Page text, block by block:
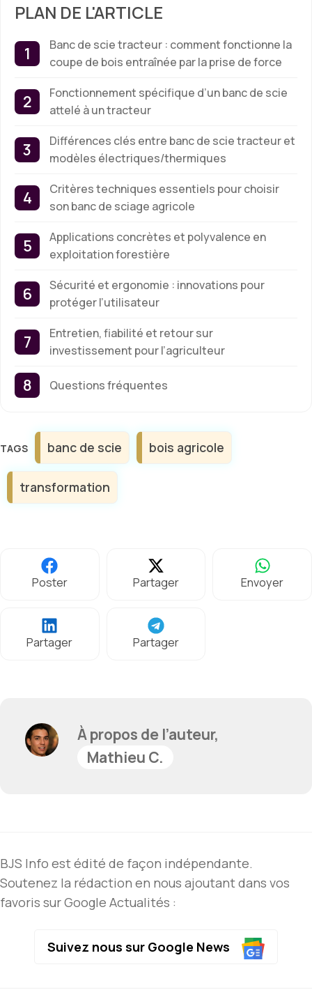
PLAN DE L'ARTICLE
Banc de scie tracteur : comment fonctionne la
coupe de bois entraînée par la prise de force
Fonctionnement spécifique d’un banc de scie
attelé à un tracteur
Différences clés entre banc de scie tracteur et
modèles électriques/thermiques
Critères techniques essentiels pour choisir
son banc de sciage agricole
Applications concrètes et polyvalence en
exploitation forestière
Sécurité et ergonomie : innovations pour
protéger l’utilisateur
Entretien, fiabilité et retour sur
investissement pour l’agriculteur
Questions fréquentes
Étiquettes
banc de scie bois agricole
transformation
Poster Partager Envoyer
Partager Partager
À propos de l’auteur,
Mathieu C.
BJS Info est édité de façon indépendante.
Soutenez la rédaction en nous ajoutant dans vos
favoris sur Google Actualités :
Suivez nous sur Google News